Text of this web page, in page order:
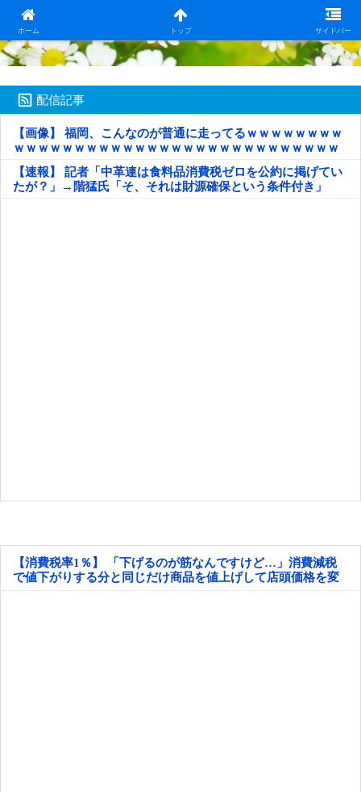
ホーム トップ サイドバー
日本第一！ニュース録
配信記事
【画像】 福岡、こんなのが普通に走ってるｗｗｗｗｗｗｗｗ
ｗｗｗｗｗｗｗｗｗｗｗｗｗｗｗｗｗｗｗｗｗｗｗｗｗｗｗ
ｗｗｗｗｗ
【速報】 記者「中革連は食料品消費税ゼロを公約に掲げてい
たが？」→階猛氏「そ、それは財源確保という条件付き」
【消費税率1％】 「下げるのが筋なんですけど…」消費減税
で値下がりする分と同じだけ商品を値上げして店頭価格を変
えない店も